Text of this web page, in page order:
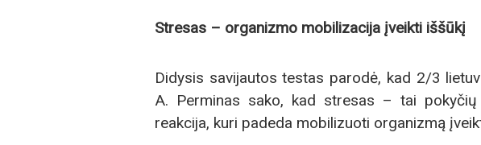
Stresas – organizmo mobilizacija įveikti iššūkį
Didysis savijautos testas parodė, kad 2/3
A. Perminas sako, kad stresas – tai
reakcija, kuri padeda mobilizuoti organizmą